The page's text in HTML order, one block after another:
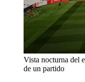
Vista nocturna del
de un partido